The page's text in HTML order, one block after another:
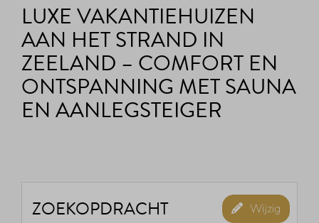
LUXE VAKANTIEHUIZEN
AAN HET STRAND IN
ZEELAND – COMFORT EN
ONTSPANNING MET SAUNA
EN AANLEGSTEIGER
ZOEKOPDRACHT Wijzig